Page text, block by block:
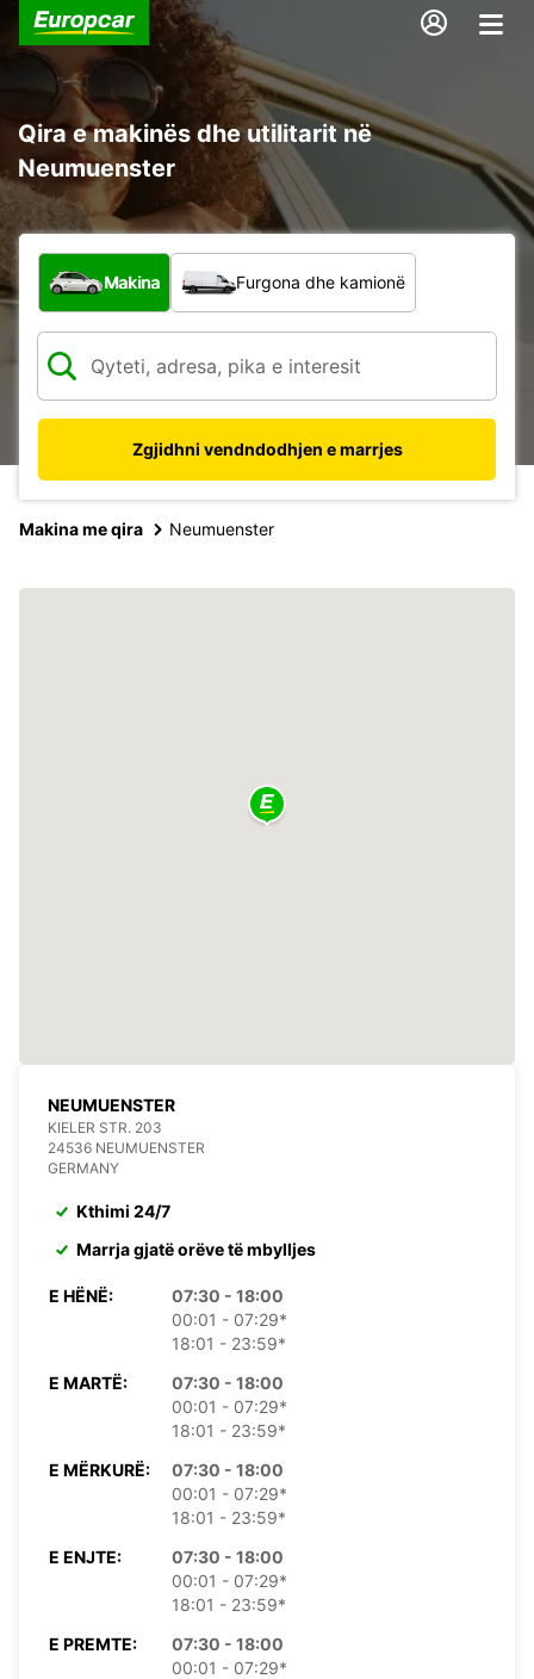
Qira e makinës dhe utilitarit në
Neumuenster
Çfarë lloj automjeti?
Makina Furgona dhe kamionë
Zgjidhni vendndodhjen e marrjes
Makina me qira Neumuenster
NEUMUENSTER
KIELER STR. 203
24536 NEUMUENSTER
GERMANY
Kthimi 24/7
Marrja gjatë orëve të mbylljes
E HËNË:
07:30 - 18:00
00:01 - 07:29*
18:01 - 23:59*
E MARTË:
07:30 - 18:00
00:01 - 07:29*
18:01 - 23:59*
E MËRKURË:
07:30 - 18:00
00:01 - 07:29*
18:01 - 23:59*
E ENJTE:
07:30 - 18:00
00:01 - 07:29*
18:01 - 23:59*
E PREMTE:
07:30 - 18:00
00:01 - 07:29*